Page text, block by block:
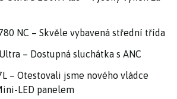
NC – Skvěle vybavená střední třída
– Dostupná sluchátka s ANC
– Otestovali jsme nového vládce
LED panelem